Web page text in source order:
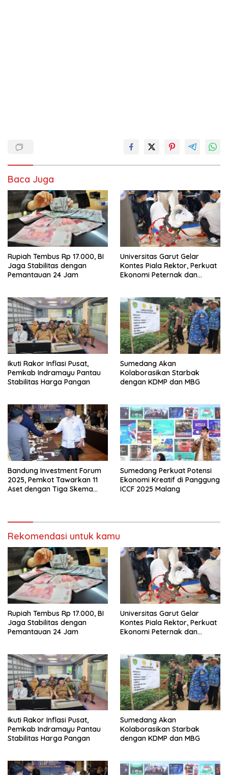
Baca Juga
Rupiah Tembus Rp 17.000, BI
Jaga Stabilitas dengan
Pemantauan 24 Jam
Universitas Garut Gelar
Kontes Piala Rektor, Perkuat
Ekonomi Peternak dan
Ikuti Rakor Inflasi Pusat,
Pemkab Indramayu Pantau
Stabilitas Harga Pangan
Sumedang Akan
Kolaborasikan Starbak
dengan KDMP dan MBG
Bandung Investment Forum
2025, Pemkot Tawarkan 11
Aset dengan Tiga Skema
Sumedang Perkuat Potensi
Ekonomi Kreatif di Panggung
ICCF 2025 Malang
Rekomendasi untuk kamu
Rupiah Tembus Rp 17.000, BI
Jaga Stabilitas dengan
Pemantauan 24 Jam
Universitas Garut Gelar
Kontes Piala Rektor, Perkuat
Ekonomi Peternak dan
Ikuti Rakor Inflasi Pusat,
Pemkab Indramayu Pantau
Stabilitas Harga Pangan
Sumedang Akan
Kolaborasikan Starbak
dengan KDMP dan MBG